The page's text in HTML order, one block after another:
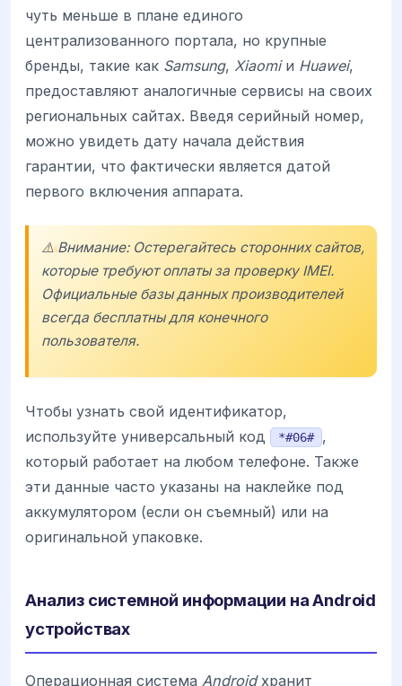
чуть меньше в плане единого
централизованного портала, но крупные
бренды, такие как Samsung, Xiaomiи Huawei,
предоставляют аналогичные сервисы на своих
региональных сайтах. Введя серийный номер,
можно увидеть дату начала действия
гарантии, что фактически является датой
первого включения аппарата.
⚠️ Внимание: Остерегайтесь сторонних сайтов,
которые требуют оплаты за проверку IMEI.
Официальные базы данных производителей
всегда бесплатны для конечного
пользователя.
Чтобы узнать свой идентификатор,
используйте универсальный код
*#06#
,
который работает на любом телефоне. Также
эти данные часто указаны на наклейке под
аккумулятором (если он съемный) или на
оригинальной упаковке.
Анализ системной информации на Android
устройствах
Операционная система Androidхранит